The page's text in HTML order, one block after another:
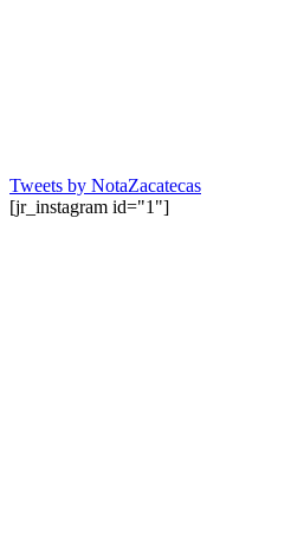
Tweets by NotaZacatecas
[jr_instagram id="1"]